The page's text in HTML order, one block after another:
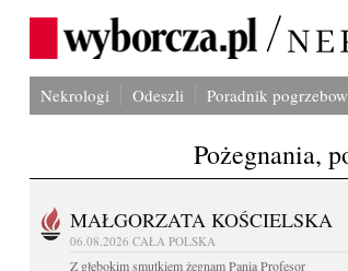
Nekrologi Odeszli Poradnik
Pożegnania,
MAŁGORZATA KOŚCIELSKA
06.08.2026 CAŁA POLSKA
Z głębokim smutkiem żegnam Panią Profesor